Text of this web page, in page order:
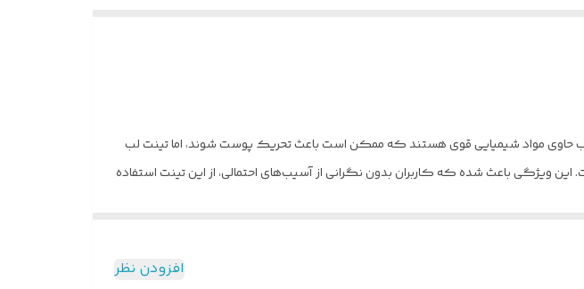
حاوی مواد شیمیایی قوی هستند که ممکن است باعث تحریک پوست شوند، اما تینت لب
ویژگی باعث شده که کاربران بدون نگرانی از آسیب‌های احتمالی، از این تینت استفاده
افزودن نظر